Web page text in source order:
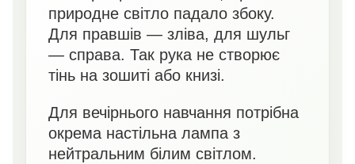
природне світло падало збоку.
Для правшів — зліва, для шульг
— справа. Так рука не створює
тінь на зошиті або книзі.
Для вечірнього навчання потрібна
окрема настільна лампа з
нейтральним білим світлом.